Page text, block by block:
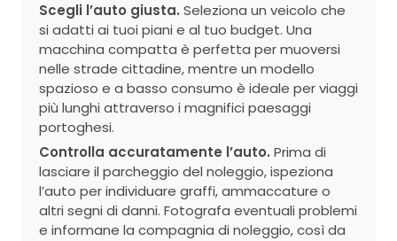
Scegli l’auto giusta. Seleziona un veicolo che
si adatti ai tuoi piani e al tuo budget. Una
macchina compatta è perfetta per muoversi
nelle strade cittadine, mentre un modello
spazioso e a basso consumo è ideale per viaggi
più lunghi attraverso i magnifici paesaggi
portoghesi.
Controlla accuratamente l’auto. Prima di
lasciare il parcheggio del noleggio, ispeziona
l’auto per individuare graffi, ammaccature o
altri segni di danni. Fotografa eventuali problemi
e informane la compagnia di noleggio, così da